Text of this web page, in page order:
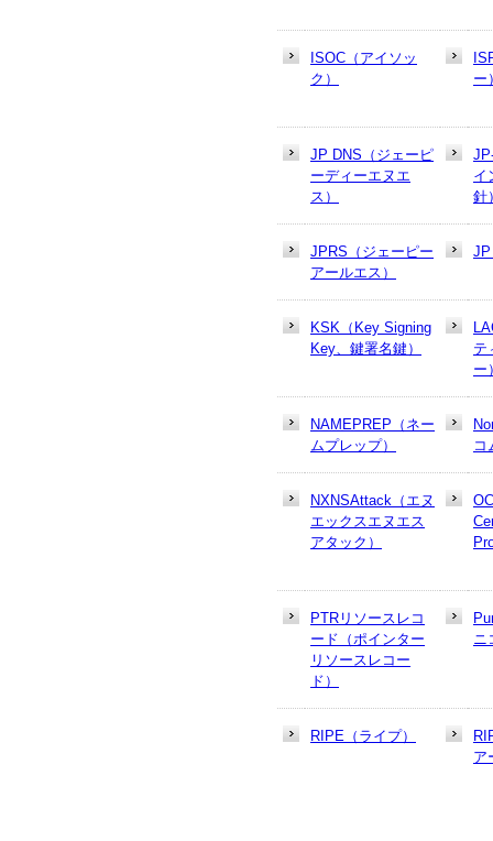
ISOC（アイソッ
ク）
ー
JP DNS（ジェーピ
ーディーエヌエ
ス）
イ
針
JPRS（ジェーピー
アールエス）
JP
KSK（Key Signing
Key、鍵署名鍵）
テ
ー
NAMEPREP（ネー
ムプレップ）
コ
NXNSAttack（エヌ
エックスエヌエス
アタック）
PTRリソースレコ
ード（ポインター
リソースレコー
ド）
ニ
RIPE（ライプ）
ア